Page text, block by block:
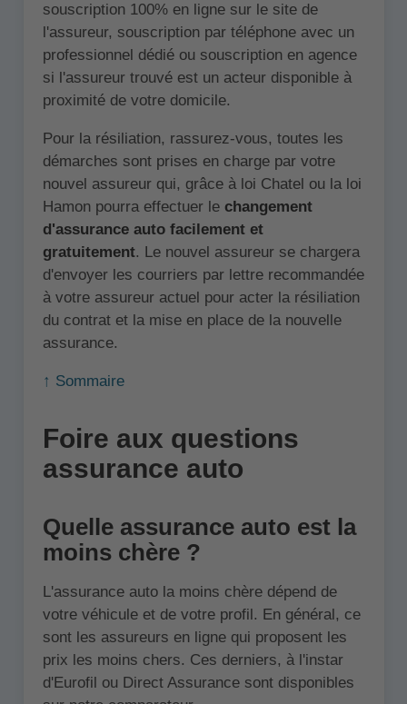
souscription 100% en ligne sur le site de
l'assureur, souscription par téléphone avec un
professionnel dédié ou souscription en agence
si l'assureur trouvé est un acteur disponible à
proximité de votre domicile.
Pour la résiliation, rassurez-vous, toutes les
démarches sont prises en charge par votre
nouvel assureur qui, grâce à loi Chatel ou la loi
Hamon pourra effectuer le changement
d'assurance auto facilement et
gratuitement. Le nouvel assureur se chargera
d'envoyer les courriers par lettre recommandée
à votre assureur actuel pour acter la résiliation
du contrat et la mise en place de la nouvelle
assurance.
↑ Sommaire
Foire aux questions
assurance auto
Quelle assurance auto est la
moins chère ?
L'assurance auto la moins chère dépend de
votre véhicule et de votre profil. En général, ce
sont les assureurs en ligne qui proposent les
prix les moins chers. Ces derniers, à l'instar
d'Eurofil ou Direct Assurance sont disponibles